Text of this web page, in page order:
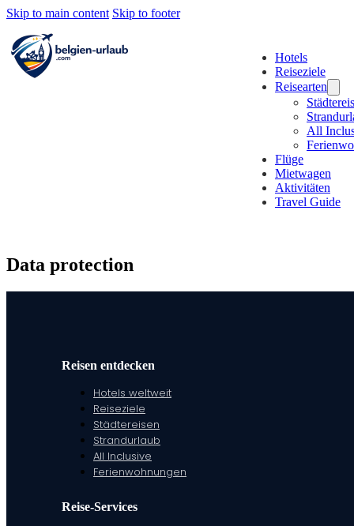
Skip to main content Skip to footer
Hotels
Reiseziele
Reisearten
All
Flüge
Mietwagen
Aktivitäten
Travel Guide
Data protection
Reisen entdecken
Hotels weltweit
Reiseziele
Städtereisen
Strandurlaub
All Inclusive
Ferienwohnungen
Reise-Services